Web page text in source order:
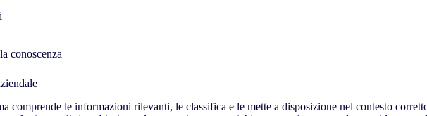
conoscenza
comprende le informazioni rilevanti, le classifica e le mette a disposizione nel contesto